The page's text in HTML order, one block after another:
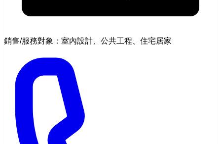
銷售/服務對象：室內設計、公共工程、住宅居家